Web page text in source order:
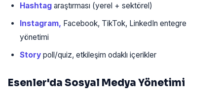
Hashtag araştırması (yerel + sektörel)
Instagram, Facebook, TikTok, LinkedIn entegre
yönetimi
Story poll/quiz, etkileşim odaklı içerikler
Esenler'da Sosyal Medya Yönetimi